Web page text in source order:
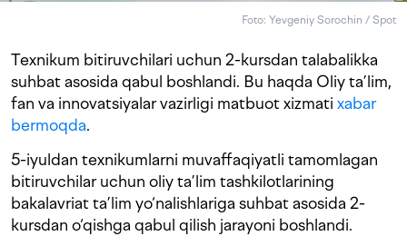
Foto: Yevgeniy Sorochin / Spot
Texnikum bitiruvchilari uchun 2-kursdan talabalikka
suhbat asosida qabul boshlandi. Bu haqda Oliy ta’lim,
fan va innovatsiyalar vazirligi matbuot xizmati xabar
bermoqda.
5-iyuldan texnikumlarni muvaffaqiyatli tamomlagan
bitiruvchilar uchun oliy ta’lim tashkilotlarining
bakalavriat ta’lim yo‘nalishlariga suhbat asosida 2-
kursdan o‘qishga qabul qilish jarayoni boshlandi.